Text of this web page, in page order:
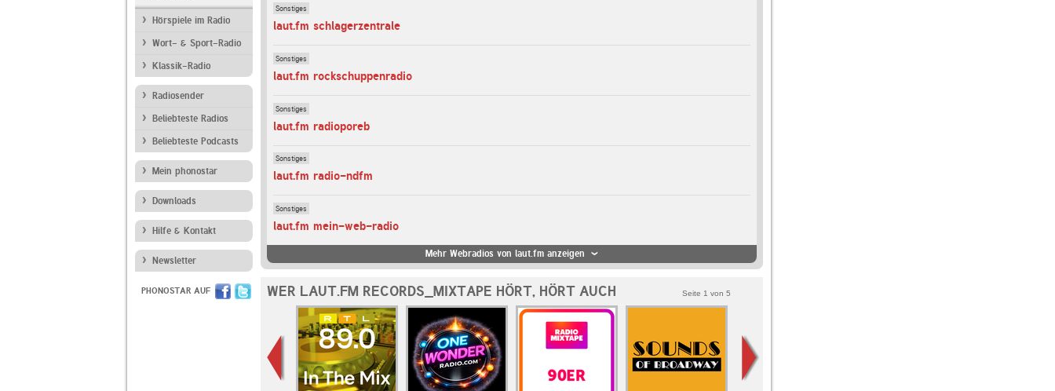
Hörspiele im Radio
Wort- & Sport-Radio
Klassik-Radio
Radiosender
Beliebteste Radios
Beliebteste Podcasts
Mein phonostar
Downloads
Hilfe & Kontakt
Newsletter
PHONOSTAR AUF
Sonstiges
laut.fm schlagerzentrale
Sonstiges
laut.fm rockschuppenradio
Sonstiges
laut.fm radioporeb
Sonstiges
laut.fm radio-ndfm
Sonstiges
laut.fm mein-web-radio
Mehr Webradios von laut.fm anzeigen
WER LAUT.FM RECORDS_MIXTAPE HÖRT, HÖRT AUCH Seite 1 von 5